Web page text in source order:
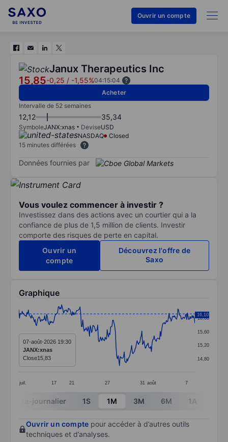
Ouvrir un compte
Janux Therapeutics Inc
15,85-0,25 / -1,55%04:15:04
Acheter
Intervalle de 52 semaines
12,12 35,34
SymboleJANX:xnas DeviseUSD
NASDAQ
Closed
15 minutes différées
Données fournies par
Vous voulez commencer à investir ?
Investissez dans des actions avec un courtier qui a la
confiance de plus de 1,5 million de clients. Investir
comporte des risques de perte en capital.
Ouvrir un
compte
Découvrez l'offre de
Saxo
Graphique
Line chart with 260 data points.
The chart has 1 X axis displaying categories.
The chart has 1 Y axis displaying values. Data
juil. 17 21 27 31 août 7
14,80
15,20
15,60
16,00
16,10
07-août-2026 19:30
JANX:xnas
Close15,83
End of interactive chart.
Intra-journalier 1S 1M 3M 6M 1A
Ouvrir un compte pour accéder à d’autres outils
techniques et d’analyses.